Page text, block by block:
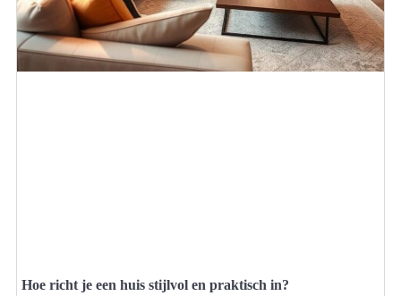
Hoe richt je een huis stijlvol en praktisch in?